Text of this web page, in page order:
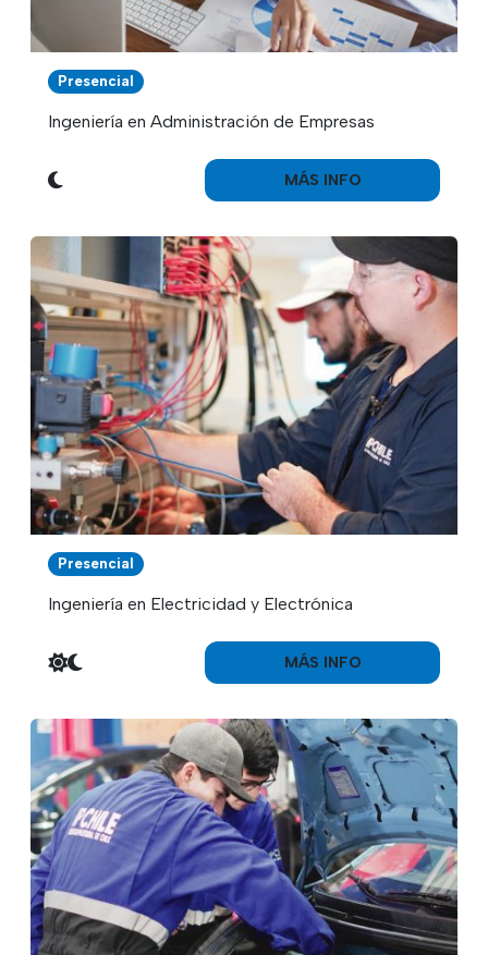
Presencial
Ingeniería en Administración de Empresas
MÁS INFO
Presencial
Ingeniería en Electricidad y Electrónica
MÁS INFO